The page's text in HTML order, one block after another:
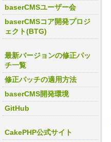
baserCMSユーザー会
baserCMSコア開発プロジ
ェクト(BTG)
最新バージョンの修正パッ
チ一覧
修正パッチの適用方法
baserCMS開発環境
GitHub
CakePHP公式サイト